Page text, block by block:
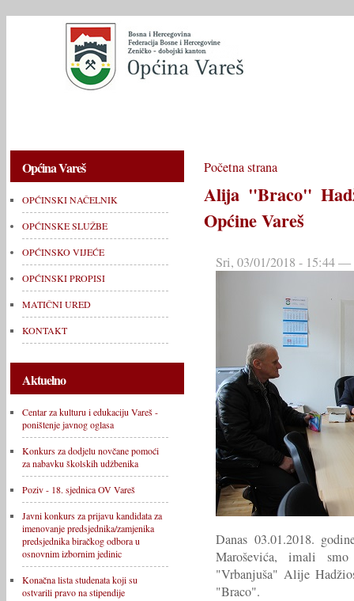
Općina Vareš
OPĆINSKI NAČELNIK
OPĆINSKE SLUŽBE
OPĆINSKO VIJEĆE
OPĆINSKI PROPISI
MATIČNI URED
KONTAKT
Aktuelno
Centar za kulturu i edukaciju Vareš -
poništenje javnog oglasa
Konkurs za dodjelu novčane pomoći
za nabavku školskih udžbenika
Poziv - 18. sjednica OV Vareš
Javni konkurs za prijavu kandidata za
imenovanje predsjednika/zamjenika
predsjednika biračkog odbora u
osnovnim izbornim jedinic
Konačna lista studenata koji su
ostvarili pravo na stipendije
Početna strana
Alija "Braco"
Općine Vareš
Sri, 03/01/2018 - 15:44
Danas 03.01.2018.
Maroševića, imali
"Vrbanjuša" Alije
"Braco".